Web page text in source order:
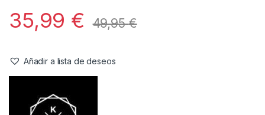
Redondo-3XL
Stock:1 disponibles
La prenda perfecta para los meses más fríos, o simplemente